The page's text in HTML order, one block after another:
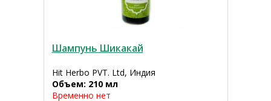
Шампунь Шикакай
Hit Herbo PVT. Ltd, Индия
Объем: 210 мл
Временно нет